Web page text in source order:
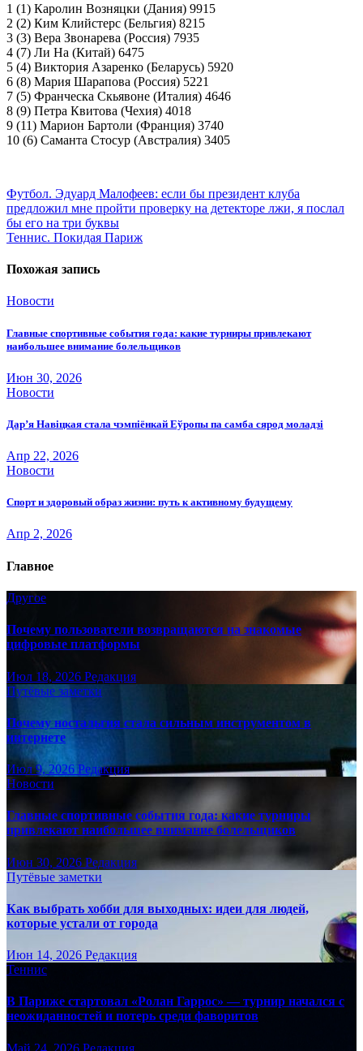
1 (1) Каролин Возняцки (Дания) 9915
2 (2) Ким Клийстерс (Бельгия) 8215
3 (3) Вера Звонарева (Россия) 7935
4 (7) Ли На (Китай) 6475
5 (4) Виктория Азаренко (Беларусь) 5920
6 (8) Мария Шарапова (Россия) 5221
7 (5) Франческа Скьявоне (Италия) 4646
8 (9) Петра Квитова (Чехия) 4018
9 (11) Марион Бартоли (Франция) 3740
10 (6) Саманта Стосур (Австралия) 3405
по
записям
Футбол. Эдуард Малофеев: если бы президент клуба
предложил мне пройти проверку на детекторе лжи, я послал
бы его на три буквы
Теннис. Покидая Париж
Похожая запись
Новости
Главные спортивные события года: какие турниры привлекают
наибольшее внимание болельщиков
Июн 30, 2026
Новости
Дар’я Навіцкая стала чэмпіёнкай Еўропы па самба сярод моладзі
Апр 22, 2026
Новости
Спорт и здоровый образ жизни: путь к активному будущему
Апр 2, 2026
Главное
Другое
Почему пользователи возвращаются на знакомые
цифровые платформы
Июл 18, 2026 Редакция
Путёвые заметки
Почему ностальгия стала сильным инструментом в
интернете
Июл 9, 2026 Редакция
Новости
Главные спортивные события года: какие турниры
привлекают наибольшее внимание болельщиков
Июн 30, 2026 Редакция
Путёвые заметки
Как выбрать хобби для выходных: идеи для людей,
которые устали от города
Июн 14, 2026 Редакция
Теннис
В Париже стартовал «Ролан Гаррос» — турнир начался с
неожиданностей и потерь среди фаворитов
Май 24, 2026 Редакция